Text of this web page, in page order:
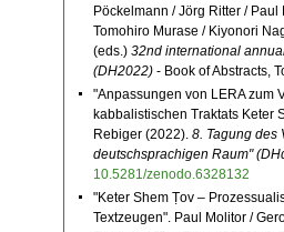
Pöckelmann / Jörg Ritter /
Tomohiro Murase / Kiyonori
(eds.)32nd international
(DH2022) - Book of Abstracts,
"Anpassungen von LERA zum
kabbalistischen Traktats Keter
Rebiger (2022).8. Tagung des
deutschsprachigen Raum"
10.5281/zenodo.6328132
"Keter Shem Ṭov ‒
Textzeugen". Paul Molitor /